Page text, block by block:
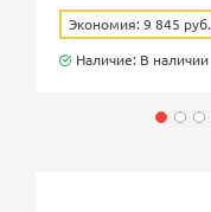
Экономия: 9 845 руб.
Наличие: В наличии